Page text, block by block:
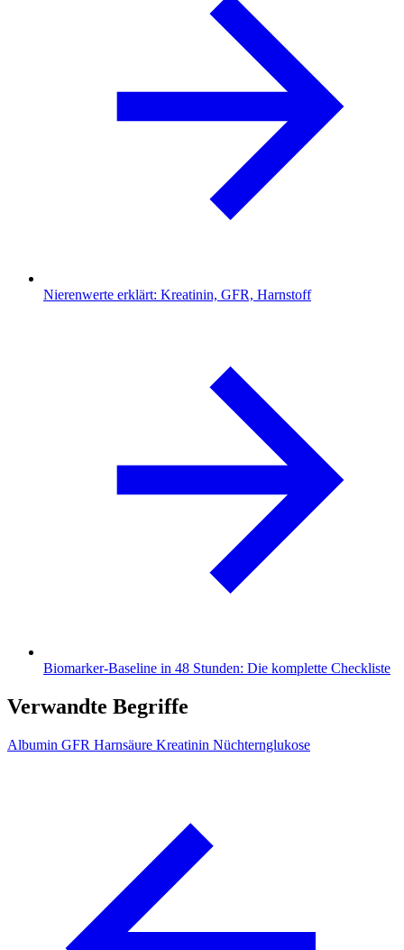
Nierenwerte erklärt: Kreatinin, GFR, Harnstoff
Biomarker-Baseline in 48 Stunden: Die komplette Checkliste
Verwandte Begriffe
Albumin GFR Harnsäure Kreatinin Nüchternglukose